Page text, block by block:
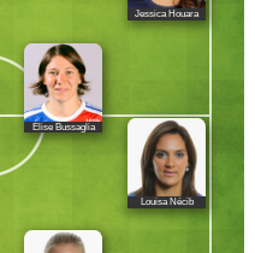
Jessica Houara
Élise Bussaglia
Louisa Nécib